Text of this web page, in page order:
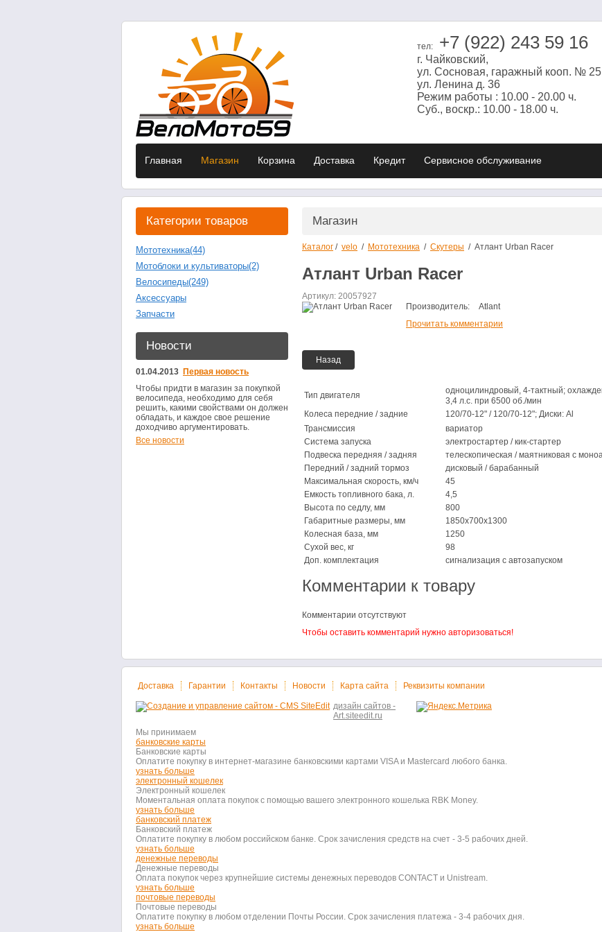
тел: +7 (922) 243 59 16
г. Чайковский,
ул. Сосновая, гаражный кооп. № 25
ул. Ленина д. 36
Режим работы : 10.00 - 20.00 ч.
Суб., воскр.: 10.00 - 18.00 ч.
Главная Магазин Корзина Доставка Кредит Cервисное обслуживание
Категории товаров
Мототехника(44)
Мотоблоки и культиваторы(2)
Велосипеды(249)
Аксессуары
Запчасти
Новости
01.04.2013 Первая новость
Чтобы придти в магазин за покупкой
велосипеда, необходимо для себя
решить, какими свойствами он должен
обладать, и каждое свое решение
доходчиво аргументировать.
Все новости
Магазин
Каталог / velo / Мототехника / Скутеры / Атлант Urban Racer
Атлант Urban Racer
Артикул: 20057927
Производитель:
Atlant
Прочитать комментарии
Назад
Тип двигателя
одноцилиндровый, 4-тактный;
3,4 л.с. при 6500 об./мин
Колеса передние / задние
120/70-12" / 120/70-12"; Диски: Al
Трансмиссия
вариатор
Система запуска
электростартер / кик-стартер
Подвеска передняя / задняя
телескопическая / маятниковая с
Передний / задний тормоз
дисковый / барабанный
Максимальная скорость, км/ч
45
Емкость топливного бака, л.
4,5
Высота по седлу, мм
800
Габаритные размеры, мм
1850х700х1300
Колесная база, мм
1250
Сухой вес, кг
98
Доп. комплектация
сигнализация с автозапуском
Комментарии к товару
Комментарии отсутствуют
Чтобы оставить комментарий нужно авторизоваться!
Доставка Гарантии Контакты Новости Карта сайта Реквизиты компании
дизайн сайтов -
Art.siteedit.ru
Мы принимаем
банковские карты
Банковские карты
Оплатите покупку в интернет-магазине банковскими картами VISA и Mastercard любого банка.
узнать больше
электронный кошелек
Электронный кошелек
Моментальная оплата покупок с помощью вашего электронного кошелька RBK Money.
узнать больше
банковский платеж
Банковский платеж
Оплатите покупку в любом российском банке. Срок зачисления средств на счет - 3-5 рабочих дней.
узнать больше
денежные переводы
Денежные переводы
Оплата покупок через крупнейшие системы денежных переводов CONTACT и Unistream.
узнать больше
почтовые переводы
Почтовые переводы
Оплатите покупку в любом отделении Почты России. Срок зачисления платежа - 3-4 рабочих дня.
узнать больше